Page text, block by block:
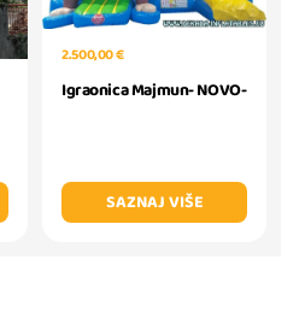
2.500,00 €
Igraonica Majmun- NOVO-
SAZNAJ VIŠE